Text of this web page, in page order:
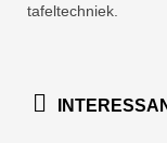
tafeltechniek.